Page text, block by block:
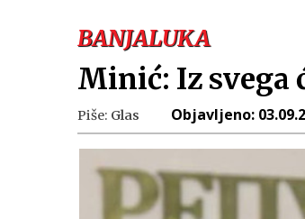
BANJALUKA
Minić: Iz svega
Piše: Glas Objavljeno: